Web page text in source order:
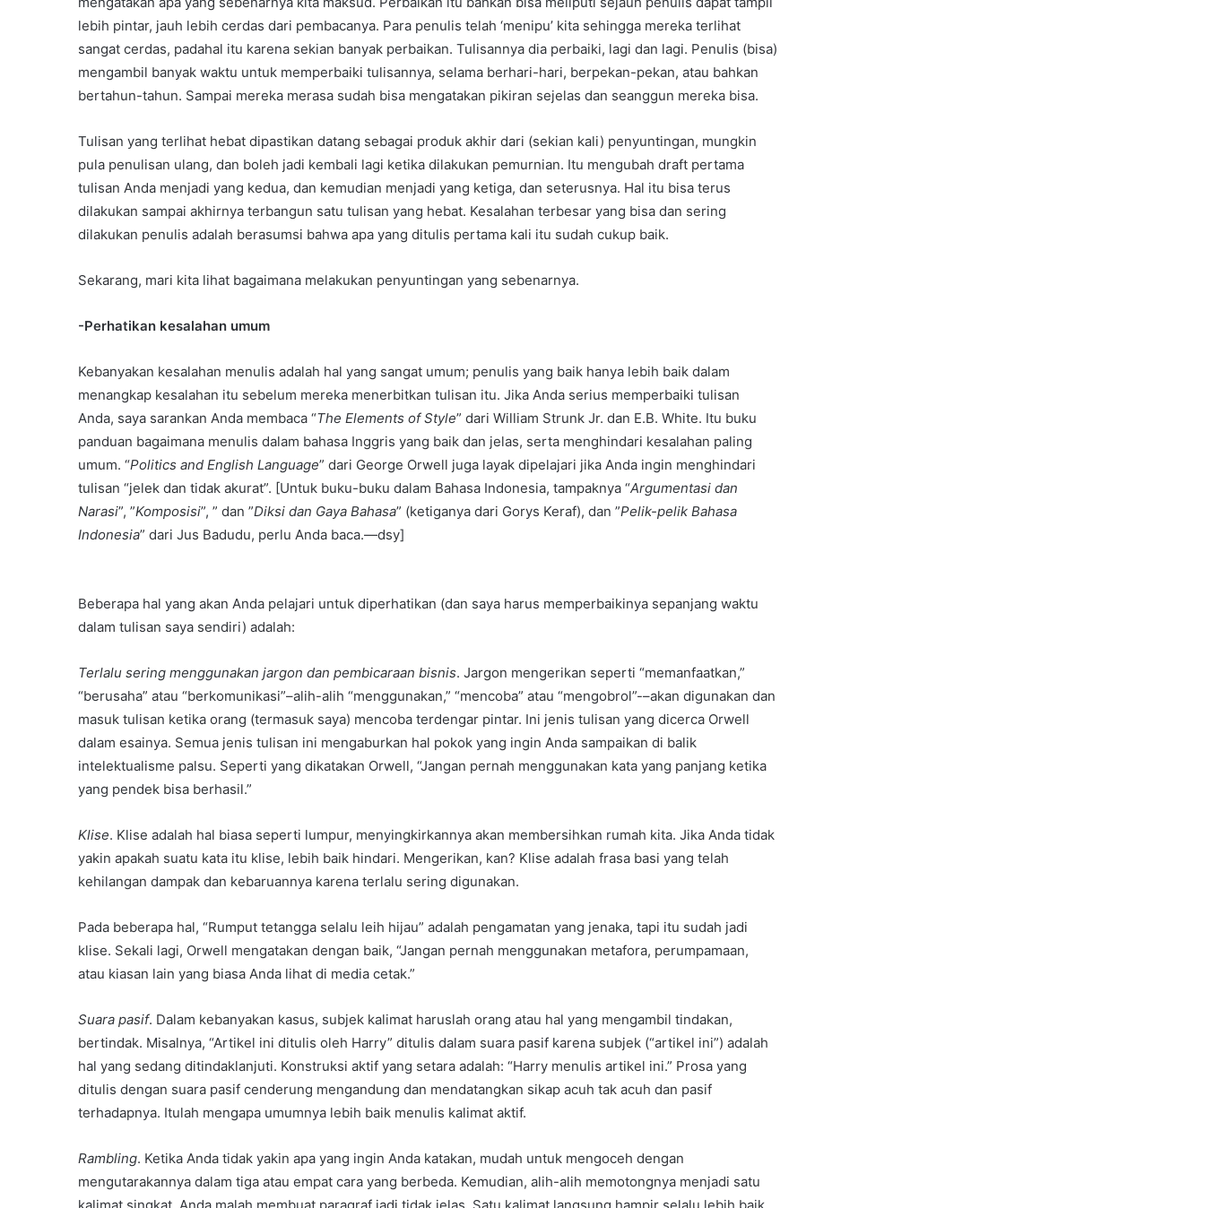
lebih pintar, jauh lebih cerdas dari pembacanya. Para penulis telah ‘menipu’ kita sehingga mereka terlihat
sangat cerdas, padahal itu karena sekian banyak perbaikan. Tulisannya dia perbaiki, lagi dan lagi. Penulis (bisa)
mengambil banyak waktu untuk memperbaiki tulisannya, selama berhari-hari, berpekan-pekan, atau bahkan
bertahun-tahun. Sampai mereka merasa sudah bisa mengatakan pikiran sejelas dan seanggun mereka bisa.
Tulisan yang terlihat hebat dipastikan datang sebagai produk akhir dari (sekian kali) penyuntingan, mungkin
pula penulisan ulang, dan boleh jadi kembali lagi ketika dilakukan pemurnian. Itu mengubah draft pertama
tulisan Anda menjadi yang kedua, dan kemudian menjadi yang ketiga, dan seterusnya. Hal itu bisa terus
dilakukan sampai akhirnya terbangun satu tulisan yang hebat. Kesalahan terbesar yang bisa dan sering
dilakukan penulis adalah berasumsi bahwa apa yang ditulis pertama kali itu sudah cukup baik.
Sekarang, mari kita lihat bagaimana melakukan penyuntingan yang sebenarnya.
-Perhatikan kesalahan umum
Kebanyakan kesalahan menulis adalah hal yang sangat umum; penulis yang baik hanya lebih baik dalam
menangkap kesalahan itu sebelum mereka menerbitkan tulisan itu. Jika Anda serius memperbaiki tulisan
Anda, saya sarankan Anda membaca “The Elements of Style” dari William Strunk Jr. dan E.B. White. Itu buku
panduan bagaimana menulis dalam bahasa Inggris yang baik dan jelas, serta menghindari kesalahan paling
umum. “Politics and English Language” dari George Orwell juga layak dipelajari jika Anda ingin menghindari
tulisan “jelek dan tidak akurat”. [Untuk buku-buku dalam Bahasa Indonesia, tampaknya “Argumentasi dan
Narasi”, ”Komposisi”, ” dan ”Diksi dan Gaya Bahasa” (ketiganya dari Gorys Keraf), dan ”Pelik-pelik Bahasa
Indonesia” dari Jus Badudu, perlu Anda baca.—dsy]
Beberapa hal yang akan Anda pelajari untuk diperhatikan (dan saya harus memperbaikinya sepanjang waktu
dalam tulisan saya sendiri) adalah:
Terlalu sering menggunakan jargon dan pembicaraan bisnis. Jargon mengerikan seperti “memanfaatkan,”
“berusaha” atau “berkomunikasi”–alih-alih “menggunakan,” “mencoba” atau “mengobrol”-–akan digunakan dan
masuk tulisan ketika orang (termasuk saya) mencoba terdengar pintar. Ini jenis tulisan yang dicerca Orwell
dalam esainya. Semua jenis tulisan ini mengaburkan hal pokok yang ingin Anda sampaikan di balik
intelektualisme palsu. Seperti yang dikatakan Orwell, “Jangan pernah menggunakan kata yang panjang ketika
yang pendek bisa berhasil.”
Klise. Klise adalah hal biasa seperti lumpur, menyingkirkannya akan membersihkan rumah kita. Jika Anda tidak
yakin apakah suatu kata itu klise, lebih baik hindari. Mengerikan, kan? Klise adalah frasa basi yang telah
kehilangan dampak dan kebaruannya karena terlalu sering digunakan.
Pada beberapa hal, “Rumput tetangga selalu leih hijau” adalah pengamatan yang jenaka, tapi itu sudah jadi
klise. Sekali lagi, Orwell mengatakan dengan baik, “Jangan pernah menggunakan metafora, perumpamaan,
atau kiasan lain yang biasa Anda lihat di media cetak.”
Suara pasif. Dalam kebanyakan kasus, subjek kalimat haruslah orang atau hal yang mengambil tindakan,
bertindak. Misalnya, “Artikel ini ditulis oleh Harry” ditulis dalam suara pasif karena subjek (“artikel ini”) adalah
hal yang sedang ditindaklanjuti. Konstruksi aktif yang setara adalah: “Harry menulis artikel ini.” Prosa yang
ditulis dengan suara pasif cenderung mengandung dan mendatangkan sikap acuh tak acuh dan pasif
terhadapnya. Itulah mengapa umumnya lebih baik menulis kalimat aktif.
Rambling. Ketika Anda tidak yakin apa yang ingin Anda katakan, mudah untuk mengoceh dengan
mengutarakannya dalam tiga atau empat cara yang berbeda. Kemudian, alih-alih memotongnya menjadi satu